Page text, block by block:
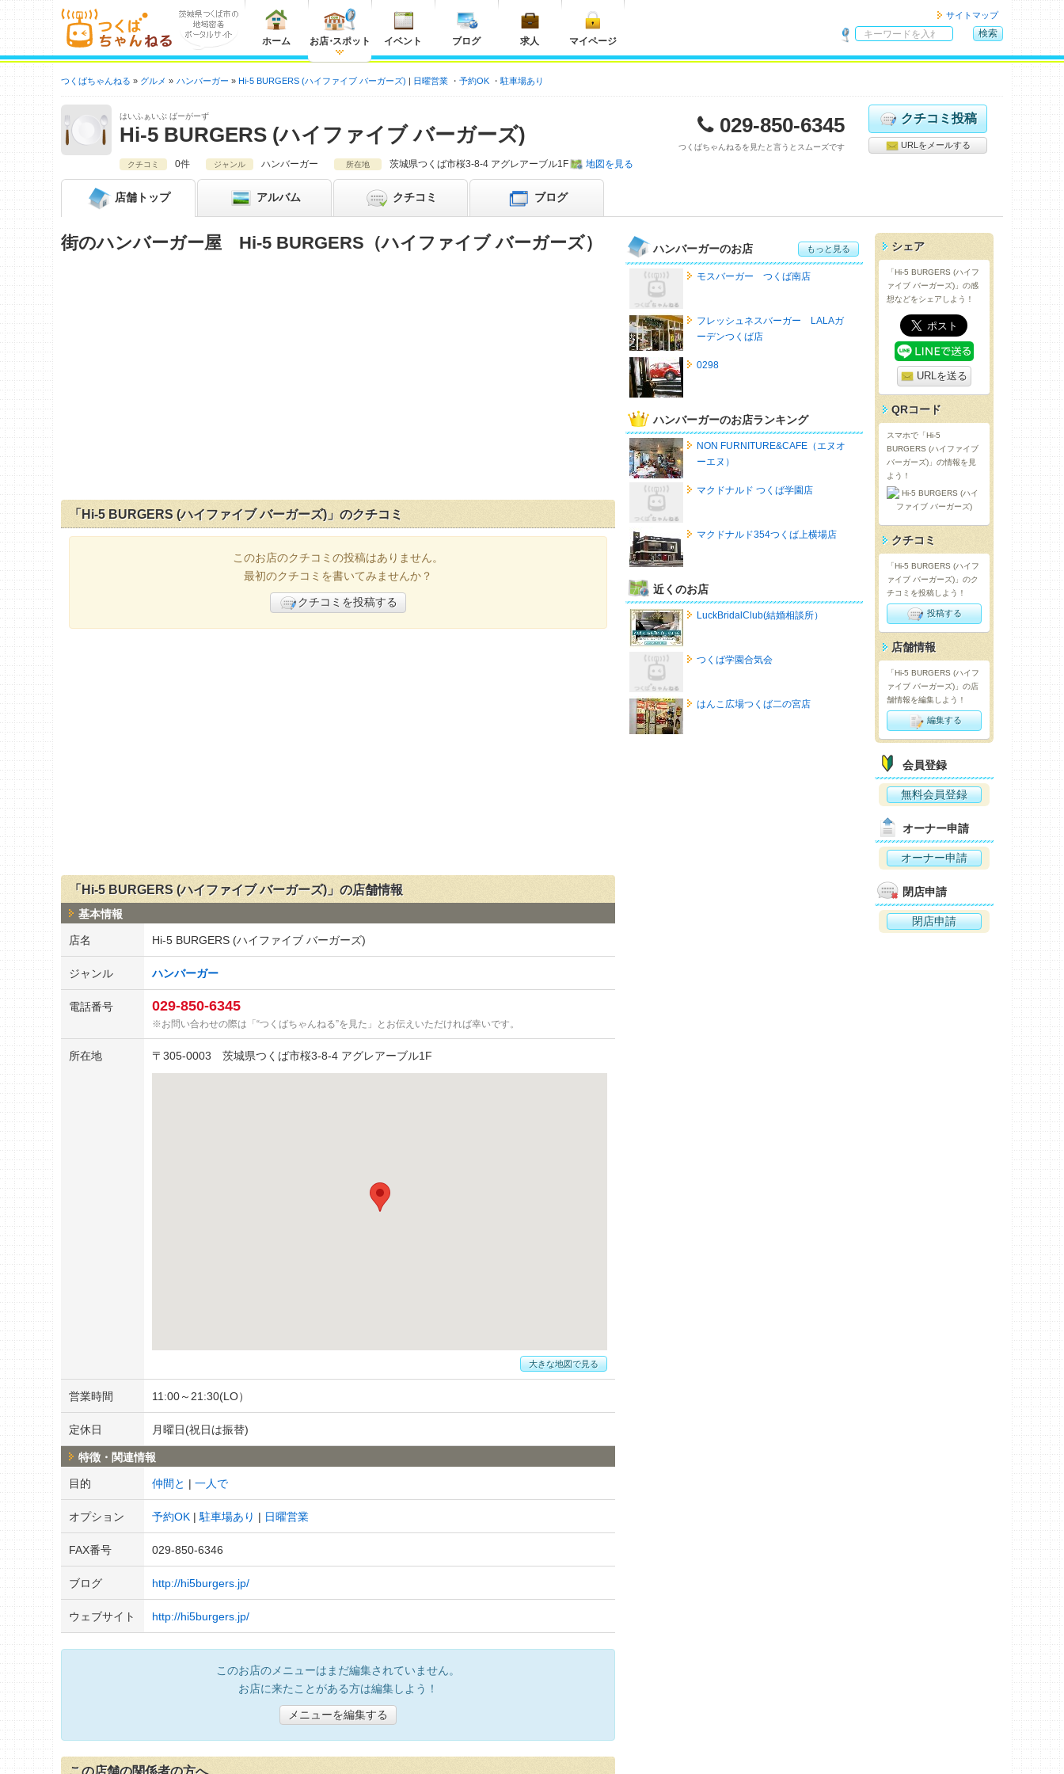
ホーム お店・スポット イベント ブログ 求人 マイページ
サイトマップ
内
索
検索
つくばちゃんねる グルメ ハンバーガー Hi-5 BURGERS (ハイファイブ バーガーズ) 日曜営業 予約OK 駐車場あり
はいふぁいぶ ばーがーず
Hi-5 BURGERS (ハイファイブ バーガーズ) 029-850-6345
つくばちゃんねるを見たと言うとスムーズです
クチコミ投稿
URLをメールする
クチコミ 0件 ジャンル ハンバーガー 所在地 茨城県つくば市桜3-8-4 アグレアーブル1F 地図を見る
店舗 トップ アルバム クチコミ ブログ
街のハンバーガー屋 Hi-5 BURGERS（ハイファイブ バーガーズ）
「Hi-5 BURGERS (ハイファイブ バーガーズ)」のクチコミ
このお店のクチコミの投稿はありません。
最初のクチコミを書いてみませんか？
クチコミを投稿する
「Hi-5 BURGERS (ハイファイブ バーガーズ)」の店舗情報
基本情報
店名 Hi-5 BURGERS (ハイファイブ バーガーズ)
ジャンル ハンバーガー
電話番号 029-850-6345
お問い合わせの際は「“つくばちゃんねる”を見た」とお伝えいただければ幸いです。
所在地 〒 305-0003 茨城県つくば市桜3-8-4 アグレアーブル1F
大きな地図で見る
営業時間 11:00～21:30(LO）
定休日 月曜日(祝日は振替)
特徴・関連情報
目的 仲間と 一人で
オプション 予約OK 駐車場あり 日曜営業
FAX番号 029-850-6346
ブログ http://hi5burgers.jp/
ウェブサイト http://hi5burgers.jp/
このお店のメニューはまだ編集されていません。
お店に来たことがある方は編集しよう！
メニューを編集する
この店舗の関係者の方へ
ハンバーガーのお店 もっと見る
モスバーガー つくば南店
フレッシュネスバーガー LALAガ
ーデンつくば店
0298
ハンバーガーのお店ランキング
NON FURNITURE&CAFE（エヌオ
ーエヌ）
マクドナルド つくば学園店
マクドナルド354つくば上横場店
近くのお店
LuckBridalClub(結婚相談所）
つくば学園合気会
はんこ広場つくば二の宮店
シェア
「Hi-5 BURGERS (ハイフ
ァイブ バーガーズ)」の感
想などをシェアしよう！
URLを送る
QRコード
スマホで「Hi-5
BURGERS (ハイファイブ
バーガーズ)」の情報を見
よう！
クチコミ
「Hi-5 BURGERS (ハイフ
ァイブ バーガーズ)」のク
チコミを投稿しよう！
投稿する
店舗情報
「Hi-5 BURGERS (ハイフ
ァイブ バーガーズ)」の店
舗情報を編集しよう！
編集する
会員登録
無料会員登録
オーナー申請
オーナー申請
閉店申請
閉店申請